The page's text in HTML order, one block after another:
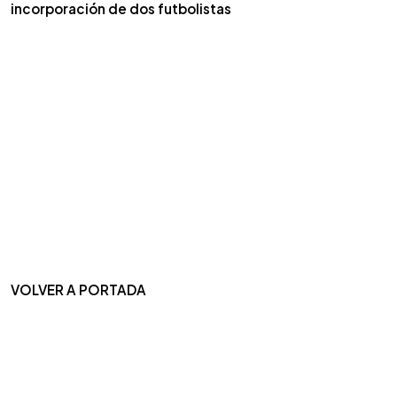
incorporación de dos futbolistas
VOLVER A PORTADA